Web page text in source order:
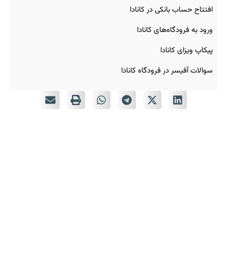
افتتاح حساب بانکی در کانادا
ورود به فرودگاه‌های کانادا
پیکاپ ویزای کانادا
سوالات آفیسر در فرودگاه کانادا